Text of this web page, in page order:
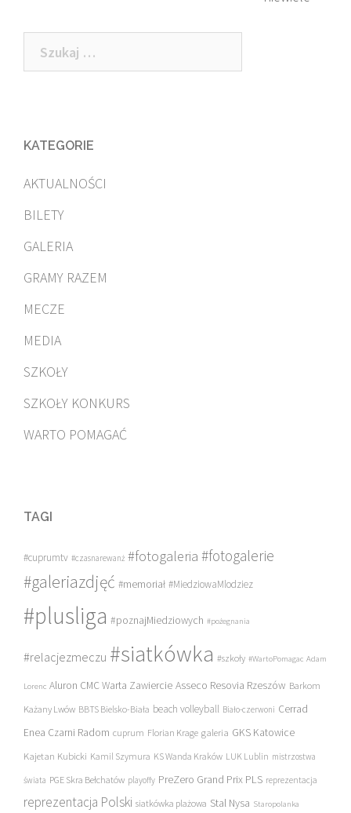
Szukaj:
KATEGORIE
AKTUALNOŚCI
BILETY
GALERIA
GRAMY RAZEM
MECZE
MEDIA
SZKOŁY
SZKOŁY KONKURS
WARTO POMAGAĆ
TAGI
#cuprumtv #czasnarewanż #fotogaleria #fotogalerie
#galeriazdjęć #memoriał #MiedziowaMlodziez
#plusliga #poznajMiedziowych #pożegnania
#relacjezmeczu #siatkówka #szkoły #WartoPomagac Adam
Lorenc Aluron CMC Warta Zawiercie Asseco Resovia Rzeszów Barkom
Każany Lwów BBTS Bielsko-Biała beach volleyball Biało-czerwoni Cerrad
Enea Czarni Radom cuprum Florian Krage galeria GKS Katowice
Kajetan Kubicki Kamil Szymura KS Wanda Kraków LUK Lublin mistrzostwa
świata PGE Skra Bełchatów playoffy PreZero Grand Prix PLS reprezentacja
reprezentacja Polski siatkówka plażowa Stal Nysa Staropolanka